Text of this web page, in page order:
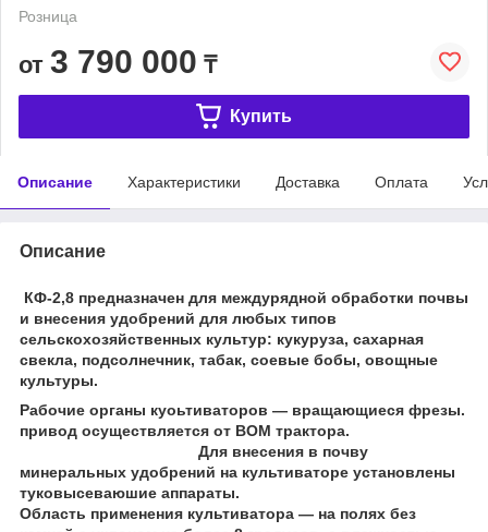
Розница
от 3 790 000 ₸
Купить
Описание Характеристики Доставка Оплата
Описание
КФ-2,8 предназначен для междурядной обработки почвы
и внесения удобрений для любых типов
сельскохозяйственных культур: кукуруза, сахарная
свекла, подсолнечник, табак, соевые бобы, овощные
культуры.
Рабочие органы куоьтиваторов — вращающиеся фрезы.
привод осуществляется от ВОМ трактора.
Для внесения в почву
минеральных удобрений на культиваторе установлены
туковысеваюшие аппараты.
Область применения культиватора — на полях без